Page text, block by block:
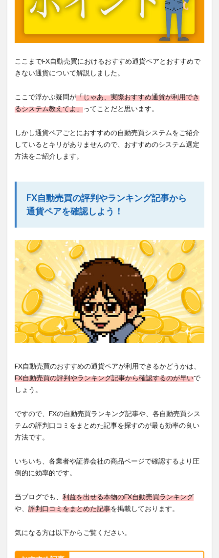
ここまでFX自動売買におけるおすすめ通貨ペアとおすすめで
きない通貨について解説しました。
ここで浮かぶ疑問が「じゃあ、実際おすすめ通貨が利用でき
るシステム教えてよ」ってことだと思います。
しかし通貨ペアごとにおすすめの自動売買システムをご紹介
しているとキリがありませんので、おすすめのシステム選定
方法をご紹介します。
FX自動売買の評判やランキング記事から
通貨ペアを確認しよう！
FX自動売買のおすすめの通貨ペアが利用できるかどうかは、
FX自動売買の評判やランキング記事から確認するのが早いで
しょう。
ですので、FXの自動売買ランキング記事や、各自動売買シス
テムの評判口コミをまとめた記事を探すのが最も効率の良い
方法です。
いちいち、各業者や証券会社の商品ページで確認するより圧
倒的に効率的です。
当ブログでも、 利益を出せる本物のFX自動売買ランキング
や、 評判口コミをまとめた記事を掲載しております。
気になる方は以下からご覧ください。